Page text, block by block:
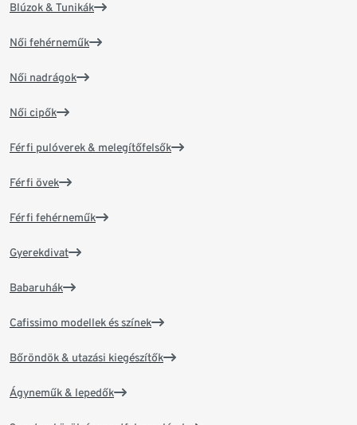
Blúzok & Tunikák
Női fehérneműk
Női nadrágok
Női cipők
Férfi pulóverek & melegítőfelsők
Férfi övek
Férfi fehérneműk
Gyerekdivat
Babaruhák
Cafissimo modellek és színek
Bőröndök & utazási kiegészítők
Ágyneműk & lepedők